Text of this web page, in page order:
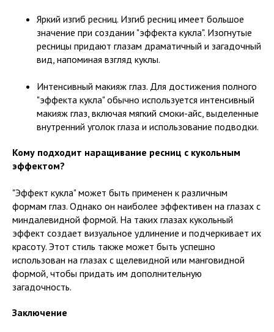
Яркий изгиб ресниц. Изгиб ресниц имеет большое
значение при создании "эффекта кукла". Изогнутые
ресницы придают глазам драматичный и загадочный
вид, напоминая взгляд куклы.
Интенсивный макияж глаз. Для достижения полного
"эффекта кукла" обычно используется интенсивный
макияж глаз, включая мягкий смоки-айс, выделенные
внутренний уголок глаза и использование подводки.
Кому подходит наращивание ресниц с кукольным
эффектом?
"Эффект кукла" может быть применен к различным
формам глаз. Однако он наиболее эффективен на глазах с
миндалевидной формой. На таких глазах кукольный
эффект создает визуальное удлинение и подчеркивает их
красоту. Этот стиль также может быть успешно
использован на глазах с щелевидной или манговидной
формой, чтобы придать им дополнительную
загадочность.
Заключение